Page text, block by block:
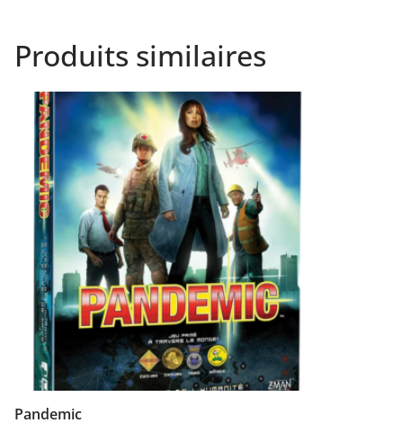
Produits similaires
Pandemic